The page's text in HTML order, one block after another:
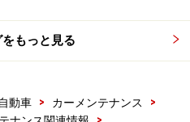
ンターに合わせるのは、や
）の役目なのです。ハブリ
イールをセンター近くにセ
ことが重要なのです。ハブ
もっと見る
自動車 > カーメンテナンス
>
>